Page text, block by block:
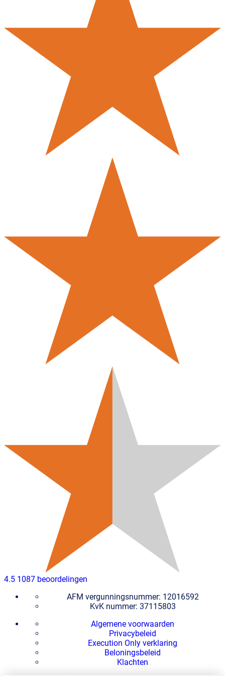
4.5 1087 beoordelingen
AFM vergunningsnummer: 12016592
KvK nummer: 37115803
Algemene voorwaarden
Privacybeleid
Execution Only verklaring
Beloningsbeleid
Klachten